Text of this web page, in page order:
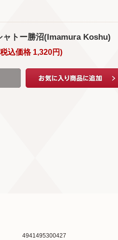
ャトー勝沼(Imamura Koshu)
税込価格 1,320円)
4941495300427